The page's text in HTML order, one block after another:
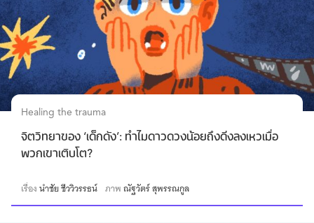
Healing the trauma
จิตวิทยาของ ‘เด็กดัง’: ทำไมดาวดวงน้อยถึงดิ่งลงเหวเมื่อ
พวกเขาเติบโต?
เรื่องนำชัย ชีววิวรรธน์ ภาพณัฐวัตร์ สุพรรณกูล